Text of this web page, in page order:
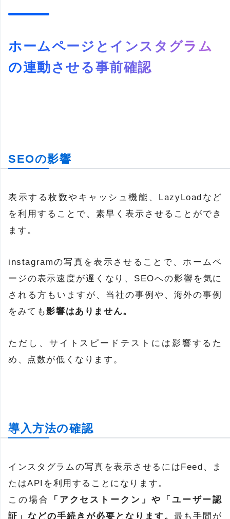
ホームページとインスタグラム
の連動させる事前確認
SEOの影響
表示する枚数やキャッシュ機能、LazyLoadなど
を利用することで、素早く表示させることができ
ます。
instagramの写真を表示させることで、ホームペ
ージの表示速度が遅くなり、SEOへの影響を気に
される方もいますが、当社の事例や、海外の事例
をみても影響はありません。
ただし、サイトスピードテストには影響するた
め、点数が低くなります。
導入方法の確認
インスタグラムの写真を表示させるにはFeed、ま
たはAPIを利用することになります。
この場合
「アクセストークン」や「ユーザー認
証」などの手続きが必要となります。 最も手間が